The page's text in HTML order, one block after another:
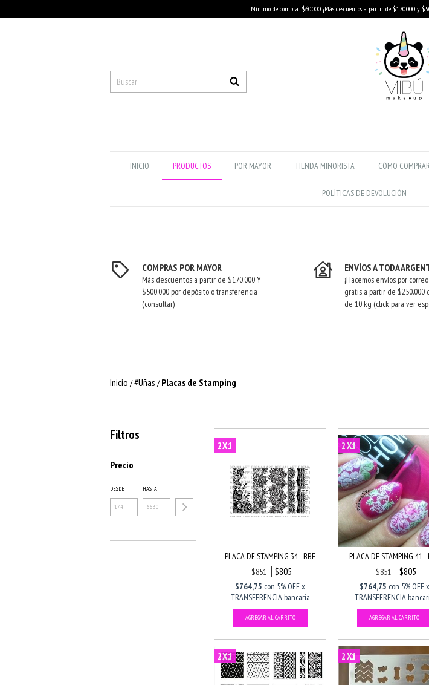
Mínimo de compra: $60.000 ¡Más descuentos a partir de $170.000 y
INICIO PRODUCTOS POR MAYOR TIENDA MINORISTA CÓMO
POLÍTICAS DE DEVOLUCIÓN
COMPRAS POR MAYOR
Más descuentos a partir de $170.000 Y
$500.000 por depósito o transferencia
(consultar)
ENVÍOS A TODA
¡Hacemos envíos por
gratis a partir de $250.000
de 10 kg (click para ver
Inicio /#Uñas / Placas de Stamping
Filtros
Precio
DESDE HASTA
2X1
PLACA DE STAMPING 34 - BBF
$851
$805
$764,75 con 5% OFF x
TRANSFERENCIA bancaria
2X1
PLACA DE STAMPING 41 -
$851
$805
$764,75 con 5% OFF x
TRANSFERENCIA
2X1 2X1